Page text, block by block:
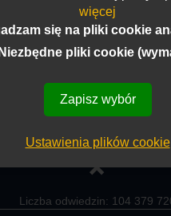
na stronie Uczelni
Liczba odwiedzin: 104 379
więcej
się na pliki cookie
Niezbędne pliki cookie
Zapisz wybór
Ustawienia plików cookie